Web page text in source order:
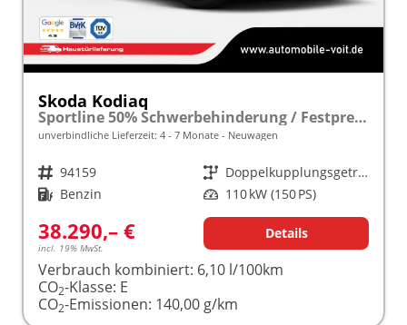
Skoda Kodiaq
Sportline 50% Schwerbehinderung / Festpreisgarantie* Modelljahr 1.5 TSI Mild-Hybrid 150PS DSG "Sonderangebot bei Schwerbehinderung" frei konfigurierbar!
unverbindliche Lieferzeit: 4 - 7 Monate Neuwagen
Fahrzeugnr. 94159 Getriebe
Doppelkupplungsgetriebe (DSG)
Kraftstoff Benzin Leistung 110 kW (150 PS)
38.290,– €
incl. 19% MwSt.
Details
Verbrauch kombiniert: 6,10 l/100km
CO2-Klasse: E
CO2-Emissionen: 140,00 g/km